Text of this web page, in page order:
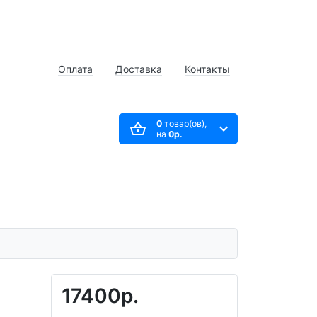
Оплата Доставка Контакты
0товар(ов),
на 0р.
17400р.